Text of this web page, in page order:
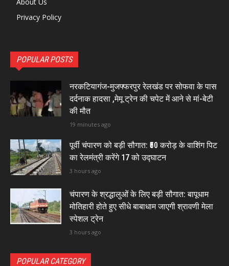
Privacy Policy
POPULAR POSTS
नरकटियागंज-मुजफ्फरपुर रेलखंड पर सोफवा के पास
दर्दनाक हादसा ,मेमू ट्रेन की चपेट में आने से मां-बेटी
की मौत
19 minutes ago
पूर्वी चंपारण को बड़ी सौगात: ₹50 करोड़ के वाशिंग पिट
का रेलमंत्री करेंगे 17 को उद्घाटन
3 hours ago
चंपारण के श्रद्धालुओं के लिए बड़ी सौगात: बापूधाम
मोतिहारी होते हुए सीधे बाबाधाम जाएगी श्रावणी मेला
स्पेशल ट्रेन
3 hours ago
POPULAR CATEGORY